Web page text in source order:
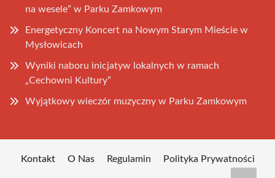
na wesele” w Parku Zamkowym
Energetyczny Koncert na Nowym Starym Mieście w
Mysłowicach
Wyniki naboru inicjatyw lokalnych w ramach
„Cechowni Kultury”
Wyjątkowy wieczór muzyczny w Parku Zamkowym
Kontakt O Nas Regulamin Polityka Prywatności